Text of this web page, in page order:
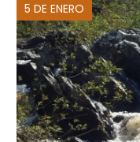
5 DE ENERO